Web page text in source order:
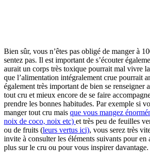
Bien sûr, vous n’êtes pas obligé de manger à
sentez pas. Il est important de s’écouter
aurait un corps très toxique pourrait mal vivre
que l’alimentation intégralement crue pourrait
également très important de bien se renseigner
tout cru et mieux encore de se faire
prendre les bonnes habitudes. Par exemple si
manger tout cru mais que vous mangez
noix de coco, noix etc) et très peu de feuilles
ou de fruits (leurs vertus ici), vous serez très
invite à consulter les éléments suivants pour en
plus sur le cru ou pour vous inspirer davantage.